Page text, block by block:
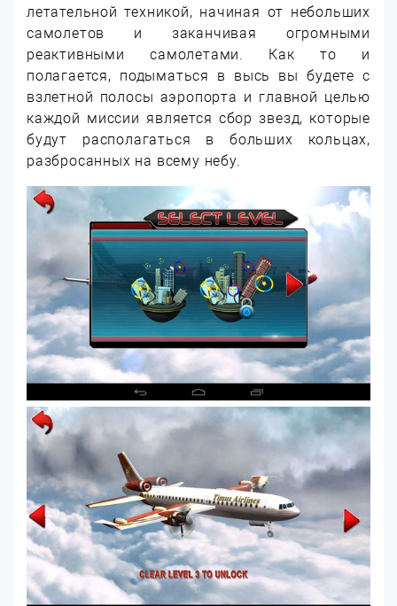
летательной техникой, начиная от небольших
самолетов и заканчивая огромными
реактивными самолетами. Как то и
полагается, подыматься в высь вы будете с
взлетной полосы аэропорта и главной целью
каждой миссии является сбор звезд, которые
будут располагаться в больших кольцах,
разбросанных на всему небу.